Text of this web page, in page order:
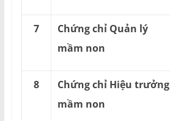
7
Chứng chỉ Quản lý
mầm non
8
Chứng chỉ Hiệu trưởng
mầm non